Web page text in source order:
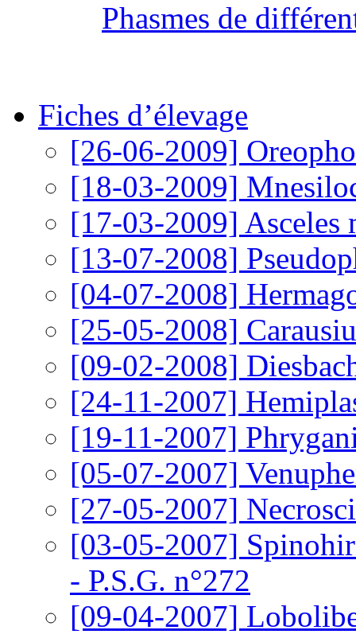
Phasmes de
Fiches d’élevage
[26-06-2009]
[18-03-2009]
[17-03-2009] Asceles
[13-07-2008]
[04-07-2008]
[25-05-2008]
[09-02-2008]
[24-11-2007]
[19-11-2007]
[05-07-2007]
[27-05-2007]
[03-05-2007]
- P.S.G. n°272
[09-04-2007]